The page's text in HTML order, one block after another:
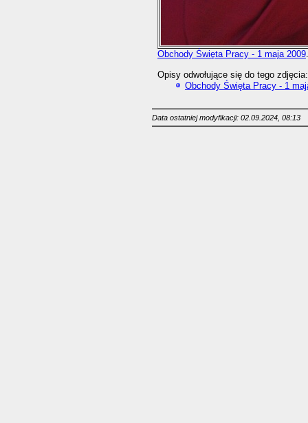
Obchody Święta Pracy - 1 maja 2009
Opisy odwołujące się do tego zdjęcia:
Obchody Święta Pracy - 1
Data ostatniej modyfikacji: 02.09.2024, 08:13